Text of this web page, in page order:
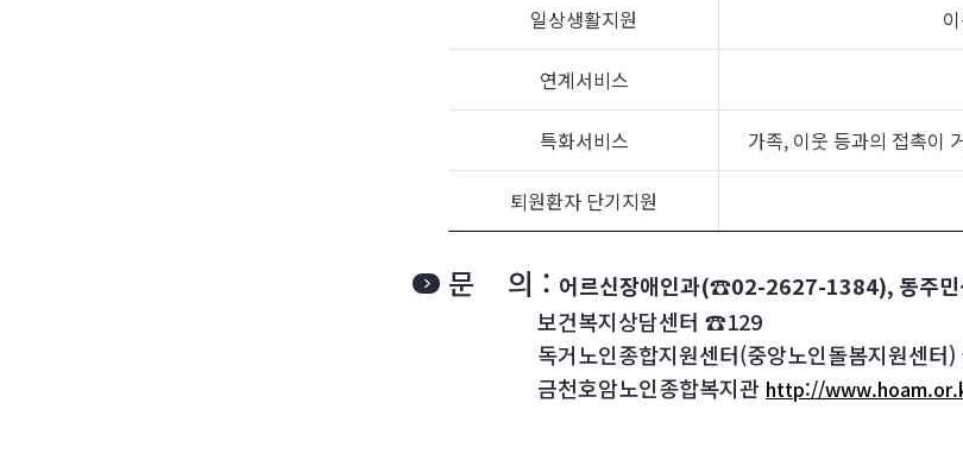
일상생활지원
연계서비스
특화서비스 가족, 이웃 등과의 접촉이
퇴원환자 단기지원
문 의 : 어르신장애인과(☎02-2627-1384), 동주민
보건복지상담센터 ☎129
독거노인종합지원센터(중앙노인돌봄지원센터)
금천호암노인종합복지관 http://